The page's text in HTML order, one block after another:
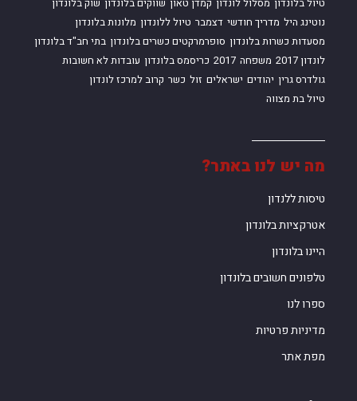
מה יש לנו באתר?
טיסות ללנדון
אטרקציות בלונדון
היינו בלונדון
טלפונים חשובים בלונדון
ספרו לנו
מדיניות פרטיות
מפת אתר
טיול בלונדון מסלול לונדון קמדן טאון שווקים בלונדון שוק בלונדון
נוטינג היל מדריך חודשי דצמבר טיול ללונדון מלונות בלונדון
מסעדות כשרות בלונדון סופרמרקטים כשרים בלונדון בתי חב"ד בלונדון
לונדון 2017
משפחה 2017 כריסמס בלונדון עובדות לא חשובות
גולדרס גרין יהודים ישראלים זול כשר קרוב למרכז לונדון
טיול בת מצווה